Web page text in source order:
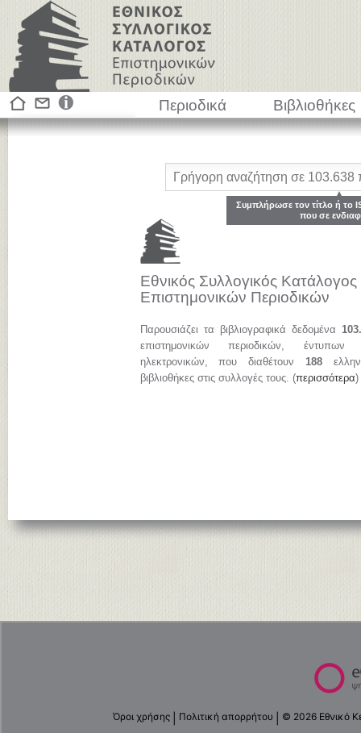
Περιοδικά Βιβλιοθήκες
Εθνικός Συλλογικός Κατάλογος
Επιστημονικών Περιοδικών
Παρουσιάζει τα βιβλιογραφικά δεδομένα
επιστημονικών περιοδικών, έντυπων
ηλεκτρονικών, που διαθέτουν 188
βιβλιοθήκες στις συλλογές τους. (περισσότερα)
Συμπλήρωσε τον τίτλο ή το
που σε